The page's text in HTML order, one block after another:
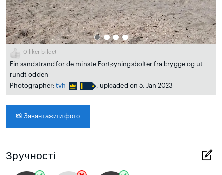
0 liker bildet
Fin sandstrand for de minste Fortøyningsbolter fra brygge og ut
rundt odden
Photographer: tvh , uploaded on 5. Jan 2023
📸 Завантажити фото
Зручності